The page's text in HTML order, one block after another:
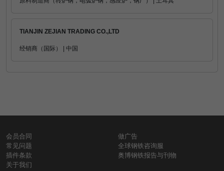
TIANJIN ZEJIAN TRADING CO.,LTD
经销商（国际） | 中国
会员合同
常见问题
插件条款
关于我们
做广告
全球钢铁咨询服
奥博钢铁报告与刊物